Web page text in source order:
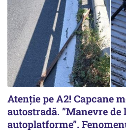
Atenție pe A2! Capcane
autostradă. ”Manevre de
autoplatforme”.